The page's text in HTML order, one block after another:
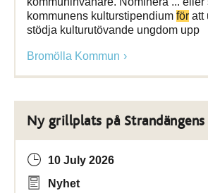
kommunens kulturstipendium för att
stödja kulturutövande ungdom upp
Bromölla Kommun
Ny grillplats på
10 July 2026
Nyhet